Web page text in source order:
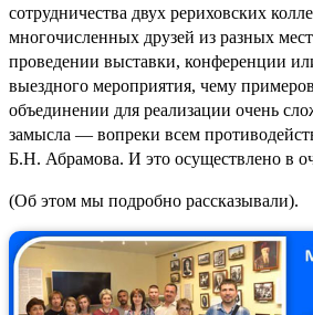
сотрудничества двух рериховских
многочисленных друзей из разных
проведении выставки, конференции
выездного мероприятия, чему
объединении для реализации очень
замысла — вопреки всем
Б.Н. Абрамова. И это осуществлено в
(Об этом мы подробно рассказывали).